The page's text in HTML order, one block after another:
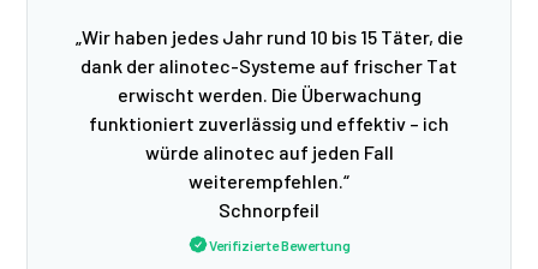
„Wir haben jedes Jahr rund 10 bis 15 Täter, die
dank der alinotec-Systeme auf frischer Tat
erwischt werden. Die Überwachung
funktioniert zuverlässig und effektiv – ich
würde alinotec auf jeden Fall
weiterempfehlen.“
Schnorpfeil
Verifizierte Bewertung